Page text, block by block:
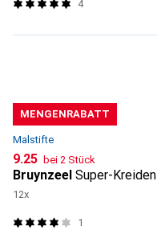
4
MENGENRABATT
Malstifte
CHF
9.25 bei 2 Stück
Bruynzeel Super-Kreiden
12x
1